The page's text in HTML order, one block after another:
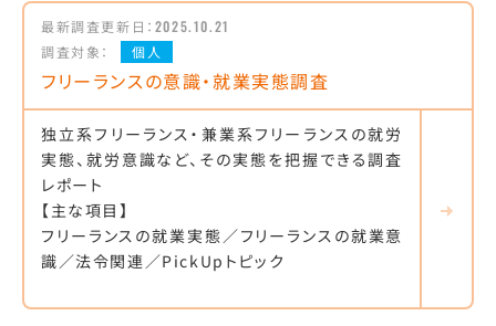
最新調査更新日： 2025.10.21
調査対象：
個人
フリーランスの意識・就業実態調査
独立系フリーランス・兼業系フリーランスの就労
実態、就労意識など、その実態を把握できる調査
レポート
【主な項目】
フリーランスの就業実態／フリーランスの就業意
識／法令関連／PickUpトピック